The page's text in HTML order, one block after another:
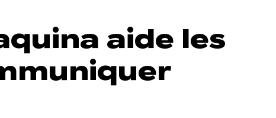
aide les